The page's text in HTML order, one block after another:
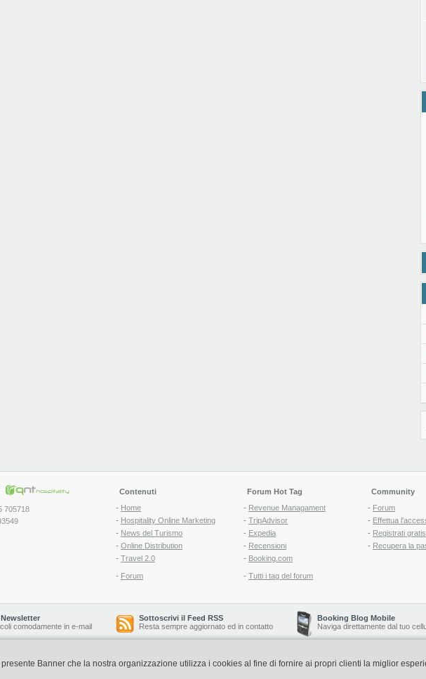
705718
Contenuti
- Home
- Hospitality Online Marketing
- News del Turismo
- Online Distribution
- Travel 2.0
- Forum
Forum Hot Tag
- Revenue Managament
- TripAdvisor
- Expedia
- Recensioni
- Booking.com
- Tutti i tag del forum
Community
- Forum
- Effettua
- Registrati gratis
- Recupera la
comodamente in e-mail
Sottoscrivi il Feed RSS
Resta sempre aggiornato ed in contatto
Booking Blog Mobile
Naviga direttamente dal tuo
e curato da Copyright © 2006-2026 QNT S.r.l. Socio Unico -www.qnt.it
Banner che la nostra organizzazione utilizza i cookies al fine di fornire ai propri clienti la miglior